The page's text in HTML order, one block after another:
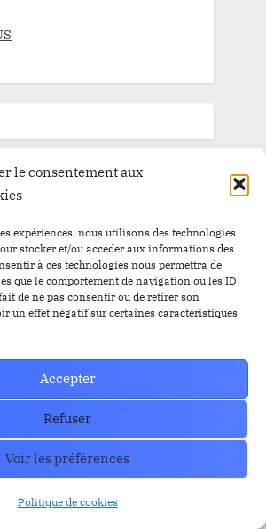
le consentement aux
expériences, nous utilisons des technologies
stocker et/ou accéder aux informations des
à ces technologies nous permettra de
que le comportement de navigation ou les ID
de ne pas consentir ou de retirer son
un effet négatif sur certaines caractéristiques
Accepter
Refuser
Voir les préférences
Politique de cookies